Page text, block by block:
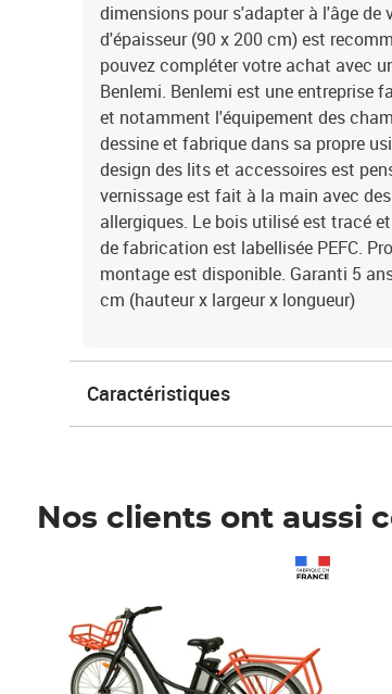
dimensions pour s'adapter à l'âge
d'épaisseur (90 x 200 cm) est
pouvez compléter votre achat avec
Benlemi. Benlemi est une entreprise
et notamment l'équipement des
dessine et fabrique dans sa propre
design des lits et accessoires est
vernissage est fait à la main avec
allergiques. Le bois utilisé est tracé
de fabrication est labellisée PEFC.
montage est disponible. Garanti 5
cm (hauteur x largeur x longueur)
Caractéristiques
Nos clients ont aussi